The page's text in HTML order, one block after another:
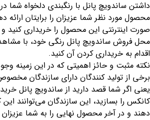
داشتن ساندویچ پانل با رنگبندی دلخواه
محصول مورد نظر شما عزیزان را برایتان ارائه
صورت اینترنتی این محصول را خریداری کنید و
محل فروش ساندویچ پانل رنگی خود، با
اقدام به خریداری کردن آن کنید.
نکته مثبت و حائز اهمیتی که در این زمینه
برخی از تولید کنندگان دارای سازندگان
یعنی اگر شما قصد دارید از ساندویچ پانل
کانکس را بسازید، این سازندگان می‌توانند این
دهند و در آخر محصول نهایی را به شما عزیزان